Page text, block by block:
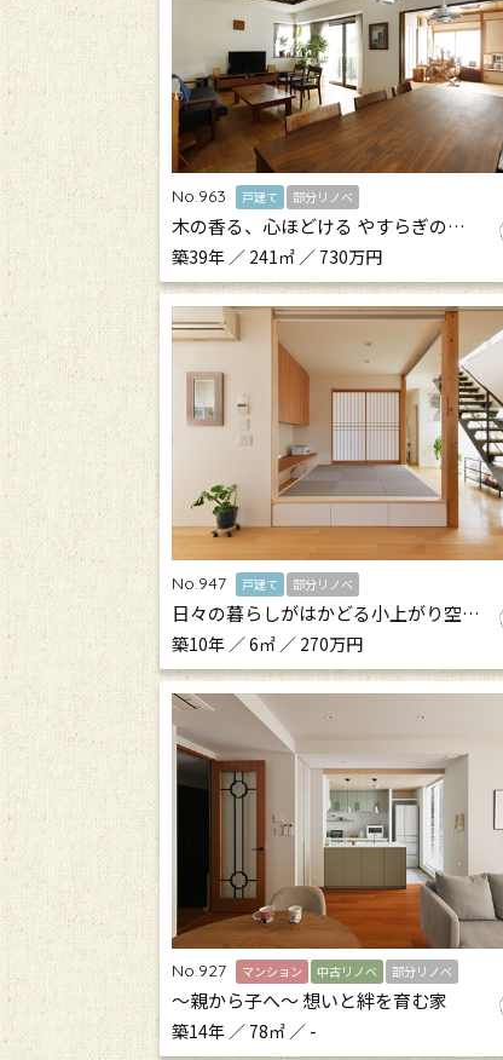
No.963 戸建て 部分リノベ
木の香る、心ほどける やすらぎの…
築39年 ／ 241㎡ ／ 730万円
No.947 戸建て 部分リノベ
日々の暮らしがはかどる小上がり空…
築10年 ／ 6㎡ ／ 270万円
No.927 マンション 中古リノベ 部分リノベ
～親から子へ～ 想いと絆を育む家
築14年 ／ 78㎡ ／ -